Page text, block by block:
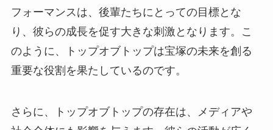
フォーマンスは、後輩たちにとっての目標とな
り、彼らの成長を促す大きな刺激となります。こ
のように、トップオブトップは宝塚の未来を創る
重要な役割を果たしているのです。
さらに、トップオブトップの存在は、メディアや